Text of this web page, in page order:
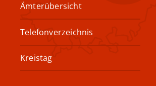
Ämterübersicht
Telefonverzeichnis
Kreistag